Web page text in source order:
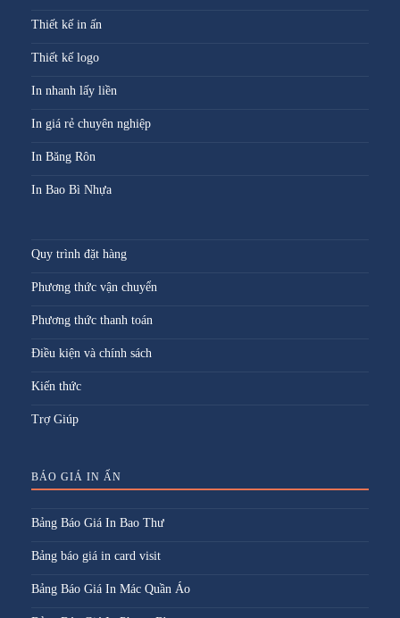
Thiết kế in ấn
Thiết kế logo
In nhanh lấy liền
In giá rẻ chuyên nghiệp
In Băng Rôn
In Bao Bì Nhựa
Quy trình đặt hàng
Phương thức vận chuyển
Phương thức thanh toán
Điều kiện và chính sách
Kiến thức
Trợ Giúp
BÁO GIÁ IN ẤN
Bảng Báo Giá In Bao Thư
Bảng báo giá in card visit
Bảng Báo Giá In Mác Quần Áo